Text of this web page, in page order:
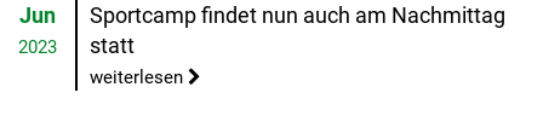
Jun
2023
Sportcamp findet nun auch am Nachmittag
statt
weiterlesen